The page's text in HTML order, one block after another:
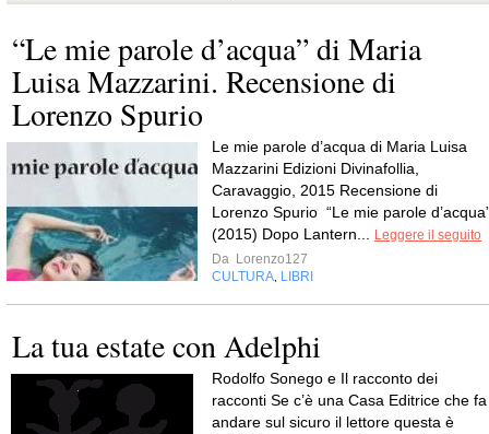
“Le mie parole d’acqua” di Maria
Luisa Mazzarini. Recensione di
Lorenzo Spurio
Le mie parole d’acqua di Maria Luisa
Mazzarini Edizioni Divinafollia,
Caravaggio, 2015 Recensione di
Lorenzo Spurio “Le mie parole
(2015) Dopo Lantern...
Leggere il seguito
Da Lorenzo127
CULTURA LIBRI
La tua estate con Adelphi
Rodolfo Sonego e Il racconto dei
racconti Se c’è una Casa Editrice che fa
andare sul sicuro il lettore questa è